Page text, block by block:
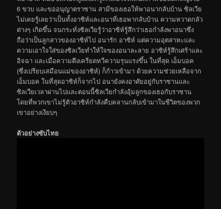
6 ขวบ และขออนุญาตราซาน สามีของเธอให้พาอนากลับบ้าน ซิลเวีย
ไม่เคยรู้เลยว่าเป็นทั้งอาซิห์และอนาที่เธอพากลับบ้าน ความหวาดกลัว
ต่างๆ เกิดขึ้น จนกระทั่งซิลเวียรู้ว่าอาซิห์รู้สึกว่าเธอกำลังพาอนาซึ่ง
ถือว่าเป็นลูกสาวของอาซิห์ไป อนารัก อาซิห์ แต่ความอุตสาหะและ
ความเอาใจใส่ของซิลเวียทำให้ใจของอนาละลาย อาซิห์รู้สึกเศร้าและ
อิจฉา และเมื่อความตึงเครียดทวีความรุนแรงขึ้น ในที่สุด เอ็มบอค
(ซึ่งเปรียบเสมือนแม่ของอาซิห์) ก็ก้าวเข้ามา ด้วยความช่วยเหลือจาก
เอ็มบอค ในที่สุดอาซิห์ก็จากไป อนายังคงอาศัยอยู่กับราซานและ
ซิลเวียเวลาผ่านไปและตอนนี้ซิลเวียกำลังอุ้มลูกของเธอกับราซาน
โดยที่พวกเขาไม่รู้ตัวอาซิห์กำลังคืบคลานกลับเข้ามาในชีวิตของพวก
เขาอย่างเงียบๆ
ตัวอย่างซับไทย